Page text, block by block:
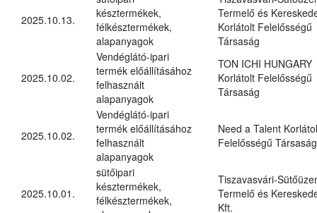
2025.10.13.
késztermékek,
félkésztermékek,
alapanyagok
Termelő és
Korlátolt Felelősségű
Társaság
2025.10.02.
Vendéglátó-ipari
termék előállításához
felhasznált
alapanyagok
TON ICHI HUNGARY
Korlátolt Felelősségű
Társaság
2025.10.02.
Vendéglátó-ipari
termék előállításához
felhasznált
alapanyagok
Need a Talent
Felelősségű Társaság
2025.10.01.
sütőipari
késztermékek,
félkésztermékek,
Tiszavasvári-
Termelő és
Kft.